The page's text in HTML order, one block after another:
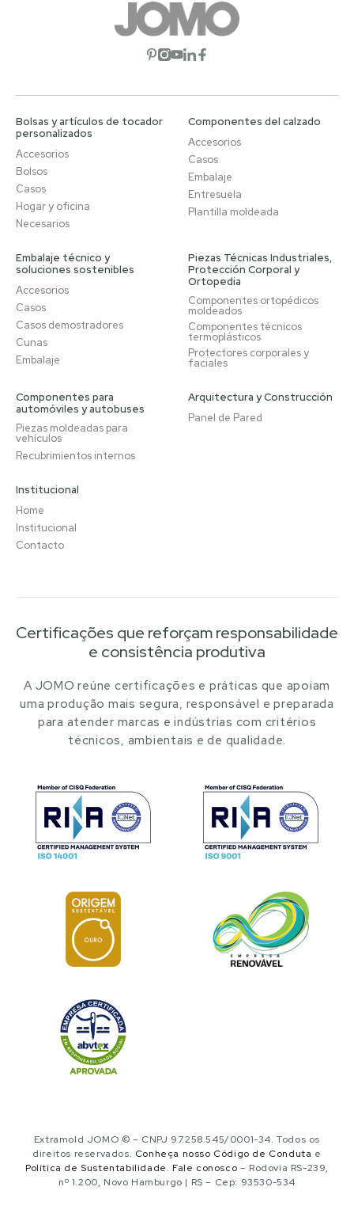
Abrir red social
Abrir red social
Abrir red social
Abrir red social
Abrir red social
Bolsas y artículos de tocador
personalizados
Accesorios
Bolsos
Casos
Hogar y oficina
Necesarios
Componentes del calzado
Accesorios
Casos
Embalaje
Entresuela
Plantilla moldeada
Embalaje técnico y
soluciones sostenibles
Accesorios
Casos
Casos demostradores
Cunas
Embalaje
Piezas Técnicas Industriales,
Protección Corporal y
Ortopedia
Componentes ortopédicos
moldeados
Componentes técnicos
termoplásticos
Protectores corporales y
faciales
Componentes para
automóviles y autobuses
Piezas moldeadas para
vehículos
Recubrimientos internos
Arquitectura y Construcción
Panel de Pared
Institucional
Home
Institucional
Contacto
Certificações que reforçam responsabilidade
e consistência produtiva
A JOMO reúne certificações e práticas que apoiam
uma produção mais segura, responsável e preparada
para atender marcas e indústrias com critérios
técnicos, ambientais e de qualidade.
Extramold JOMO © – CNPJ 97.258.545/0001-34. Todos os
direitos reservados. Conheça nosso Código de Conduta e
Política de Sustentabilidade. Fale conosco – Rodovia RS-239,
nº 1.200, Novo Hamburgo | RS – Cep: 93530-534